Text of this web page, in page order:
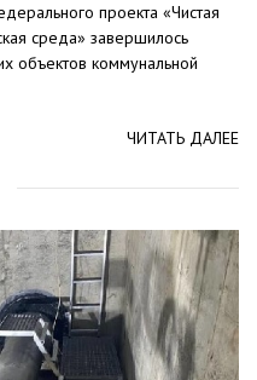
проекта «Чистая
среда» завершилось
объектов коммунальной
ЧИТАТЬ ДАЛЕЕ